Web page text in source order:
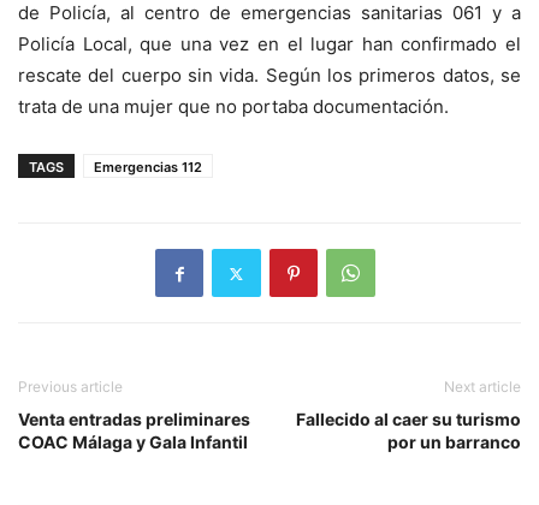
de Policía, al centro de emergencias sanitarias 061 y a
Policía Local, que una vez en el lugar han confirmado el
rescate del cuerpo sin vida. Según los primeros datos, se
trata de una mujer que no portaba documentación.
TAGS Emergencias 112
Previous article
Venta entradas preliminares
COAC Málaga y Gala Infantil
Next article
Fallecido al caer su turismo
por un barranco